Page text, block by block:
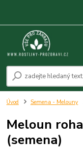
Úvod Semena - Melouny
Meloun
(semena)